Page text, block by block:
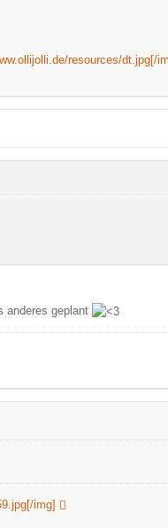
resources/dt.jpg[/
anderes geplant
img]